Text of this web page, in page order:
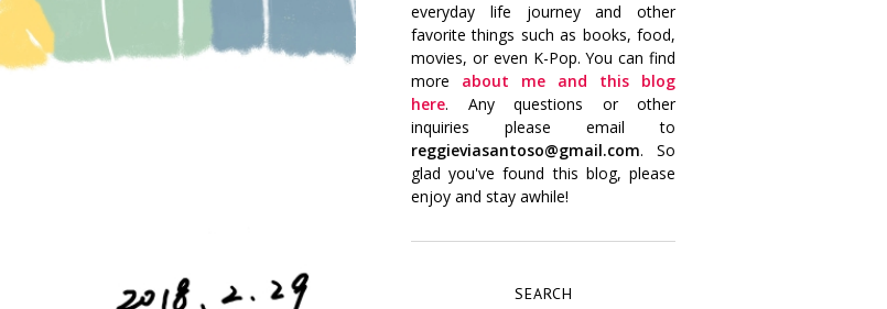
everyday life journey and other
favorite things such as books, food,
movies, or even K-Pop. You can find
more about me and this blog
here. Any questions or other
inquiries please email to
reggieviasantoso@gmail.com. So
glad you've found this blog, please
enjoy and stay awhile!
SEARCH